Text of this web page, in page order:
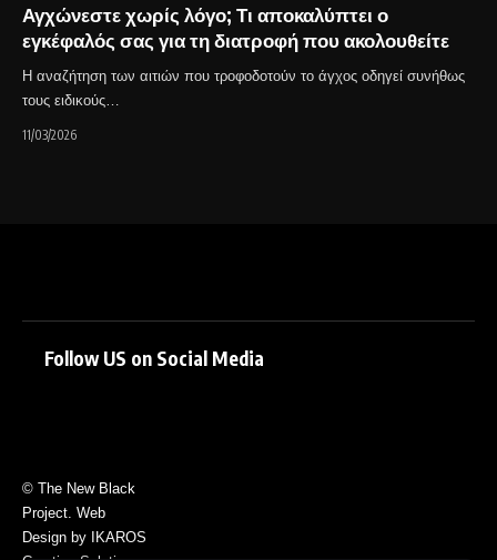
Αγχώνεστε χωρίς λόγο; Τι αποκαλύπτει ο
εγκέφαλός σας για τη διατροφή που ακολουθείτε
Η αναζήτηση των αιτιών που τροφοδοτούν το άγχος οδηγεί συνήθως
τους ειδικούς…
11/03/2026
Follow US on Social Media
© The New Black
Project. Web
Design by IKAROS